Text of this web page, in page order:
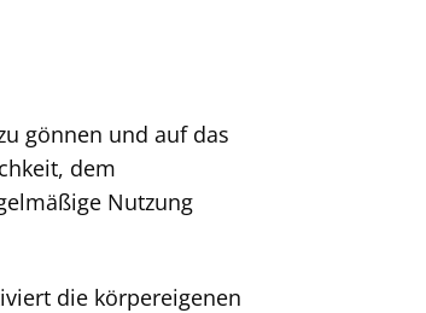
gönnen und auf das
dem
Nutzung
die körpereigenen